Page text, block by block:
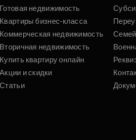
Готовая недвижимость
Квартиры бизнес-класса
Коммерческая недвижимость
Вторичная недвижимость
Купить квартиру онлайн
Акции и скидки
Статьи